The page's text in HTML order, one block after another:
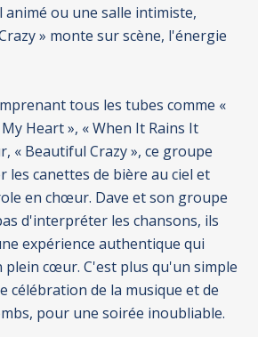
ou une salle intimiste,
» monte sur scène, l'énergie
tous les tubes comme «
Heart », « When It Rains It
« Beautiful Crazy », ce groupe
les canettes de bière au ciel et
en chœur. Dave et son groupe
d'interpréter les chansons, ils
expérience authentique qui
plein cœur. C'est plus qu'un simple
célébration de la musique et de
pour une soirée inoubliable.